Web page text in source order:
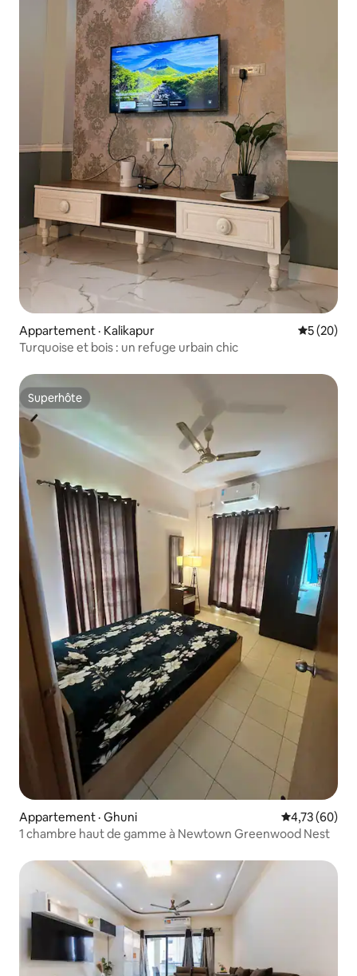
Appartement · Kalikapur Note
5 (20)
Turquoise et bois : un refuge urbain chic
Superhôte
Superhôte
Appartement · Ghuni Note
4,73 (60)
1 chambre haut de gamme à Newtown Greenwood Nest